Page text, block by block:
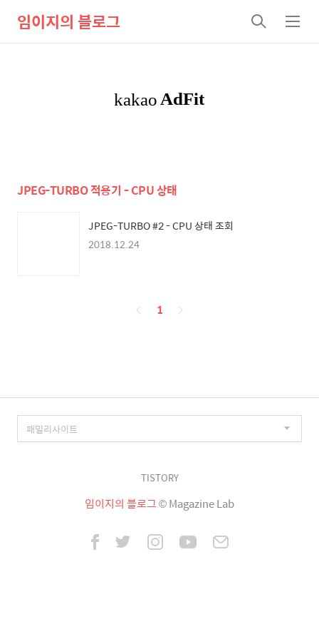
임이지의 블로그
검
색
메
뉴
JPEG-TURBO 적용기 - CPU 상태
JPEG-TURBO #2 - CPU 상태 조회
2018.12.24
페
1
TISTORY
임이지의 블로그© Magazine Lab